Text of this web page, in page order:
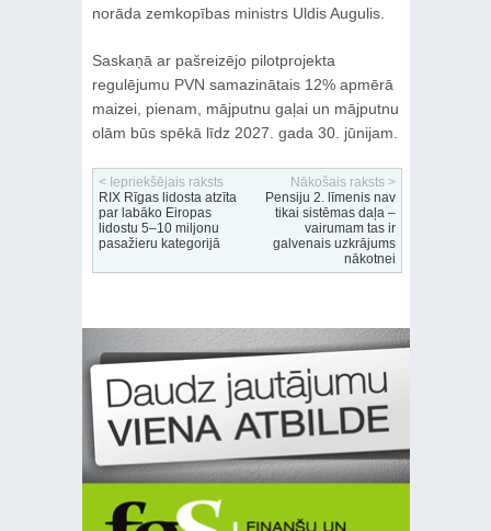
norāda zemkopības ministrs Uldis Augulis.
Saskaņā ar pašreizējo pilotprojekta
regulējumu PVN samazinātais 12% apmērā
maizei, pienam, mājputnu gaļai un mājputnu
olām būs spēkā līdz 2027. gada 30. jūnijam.
< Iepriekšējais raksts
RIX Rīgas lidosta atzīta
par labāko Eiropas
lidostu 5–10 miljonu
pasažieru kategorijā
Nākošais raksts >
Pensiju 2. līmenis nav
tikai sistēmas daļa –
vairumam tas ir
galvenais uzkrājums
nākotnei